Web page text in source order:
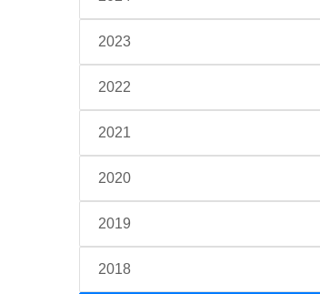
2023
2022
2021
2020
2019
2018